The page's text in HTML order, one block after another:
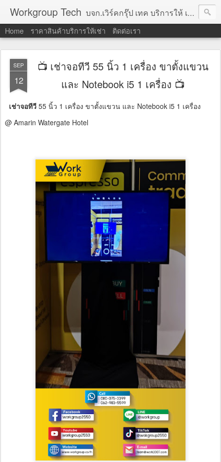
Workgroup Tech บจก.เวิร์คกรุ๊ป เทค บริการให้ เช่าคอมพิวเตอร์ โน้ตบุ๊ค โปรเจคเตอร์ ทีวีจอแบน จอทัชสกรีน ตู้คีออส วีดีโอวอล และอุปกรณ์อื่น ๆ บริการให้เช่าเป็น รายวัน
Home ราคาสินค้าบริการให้เช่า ติดต่อเรา
SEP
12
📺 เช่าจอทีวี 55 นิ้ว 1 เครื่อง ขาตั้งแขวน
และ Notebook i5 1 เครื่อง 📺
เช่าจอทีวี 55 นิ้ว 1 เครื่อง ขาตั้งแขวน และ Notebook i5 1 เครื่อง
@ Amarin Watergate Hotel